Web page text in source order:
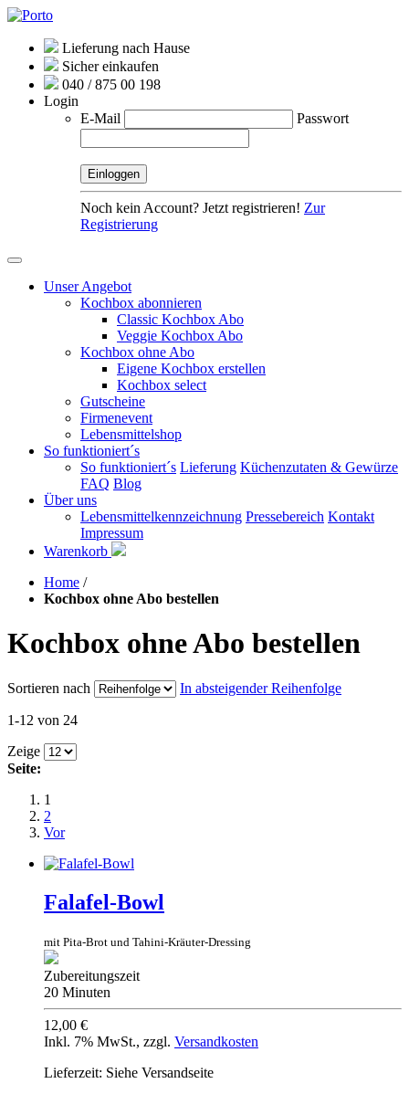
Lieferung nach Hause
Sicher einkaufen
040 / 875 00 198
Login
E-Mail
Passwort
Noch kein Account? Jetzt registrieren! Zur
Registrierung
Unser Angebot
Kochbox abonnieren
Classic Kochbox Abo
Veggie Kochbox Abo
Kochbox ohne Abo
Eigene Kochbox erstellen
Kochbox select
Gutscheine
Firmenevent
Lebensmittelshop
So funktioniert´s
So funktioniert´s Lieferung Küchenzutaten & Gewürze
FAQ Blog
Über uns
Lebensmittelkennzeichnung Pressebereich Kontakt
Impressum
Warenkorb
Home /
Kochbox ohne Abo bestellen
Kochbox ohne Abo bestellen
Sortieren nach In absteigender Reihenfolge
1-12 von 24
Zeige
Seite:
1
2
Vor
Falafel-Bowl
mit Pita-Brot und Tahini-Kräuter-Dressing
Zubereitungszeit
20 Minuten
12,00 €
Inkl. 7% MwSt., zzgl. Versandkosten
Lieferzeit: Siehe Versandseite